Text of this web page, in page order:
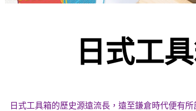
日式工
日式工具箱的歷史源遠流長，遠至鎌倉時代便有